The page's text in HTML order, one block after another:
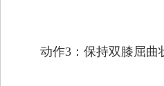
动作3：保持双膝屈曲